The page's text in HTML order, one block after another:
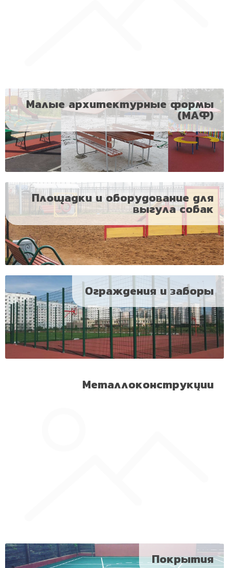
Малые архитектурные формы
(МАФ)
Площадки и оборудование для
выгула собак
Ограждения и заборы
Металлоконструкции
Покрытия